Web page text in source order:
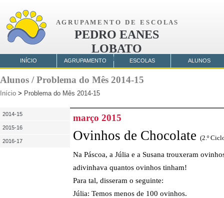
A G R U P A M E N T O D E E S C O L A S
PEDRO EANES
LOBATO
AMORA
Na Páscoa, a Júlia e a Susana trouxeram
adivinhava quantos ovinhos tinham!
Para tal, disseram o seguinte:
Júlia: Temos menos de 100 ovinhos.
março 2015
Ovinhos de Chocolate (2.º
Alunos / Problema do Mês 2014-15
Início > Problema do Mês 2014-15
2014-15
2015-16
2016-17
INÍCIO AGRUPAMENTO ESCOLAS ALUNOS